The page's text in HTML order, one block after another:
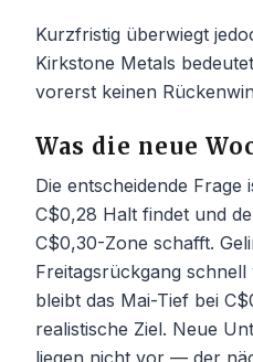
Kurzfristig überwiegt
Kirkstone Metals
vorerst keinen
Was die neue
Die entscheidende Frage
C$0,28 Halt findet und
C$0,30-Zone schafft.
Freitagsrückgang
bleibt das Mai-Tief bei
realistische Ziel. Neue
liegen nicht vor — der